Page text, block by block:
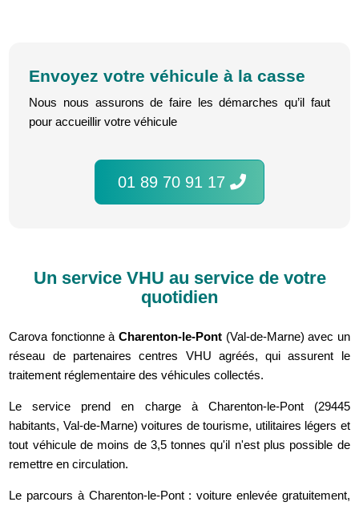
Envoyez votre véhicule à la casse
Nous nous assurons de faire les démarches qu’il faut
pour accueillir votre véhicule
01 89 70 91 17
Un service VHU au service de votre
quotidien
Carova fonctionne à Charenton-le-Pont (Val-de-Marne) avec un
réseau de partenaires centres VHU agréés, qui assurent le
traitement réglementaire des véhicules collectés.
Le service prend en charge à Charenton-le-Pont (29445
habitants, Val-de-Marne) voitures de tourisme, utilitaires légers et
tout véhicule de moins de 3,5 tonnes qu'il n'est plus possible de
remettre en circulation.
Le parcours à Charenton-le-Pont : voiture enlevée gratuitement,